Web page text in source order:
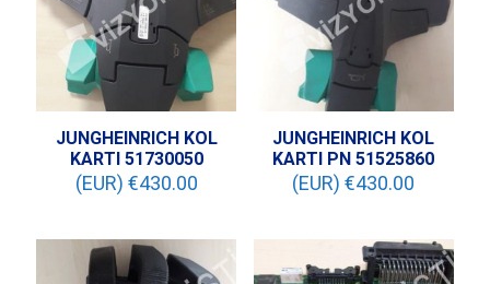
JUNGHEINRICH KOL
KARTI 51730050
(EUR) €430.00
JUNGHEINRICH KOL
KARTI PN 51525860
(EUR) €430.00